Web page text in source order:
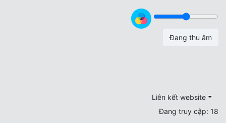
Đang thu âm
Liên kết website
Đang truy cập: 18